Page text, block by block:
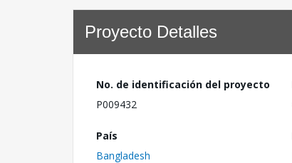
Proyecto Detalles
No. de identificación del proyecto
P009432
País
Bangladesh